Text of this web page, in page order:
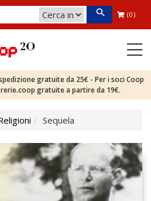
(0)
gratuite da 25€ - Per i soci Coop
gratuite a partire da 19€.
Sequela